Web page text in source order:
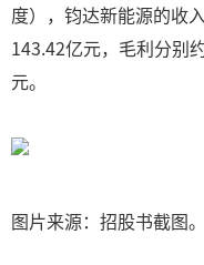
度），钧达新能源的收
143.42亿元，毛利分别
元。
图片来源：招股书截图。